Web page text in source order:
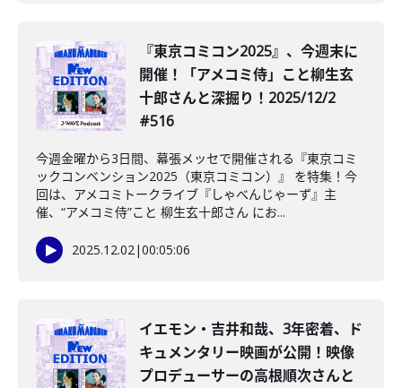
『東京コミコン2025』、今週末に
開催！「アメコミ侍」こと柳生玄
十郎さんと深掘り！2025/12/2
#516
今週金曜から3日間、幕張メッセで開催される『東京コミ
ックコンベンション2025（東京コミコン）』 を特集！今
回は、アメコミトークライブ『しゃべんじゃーず』主
催、“アメコミ侍”こと 柳生玄十郎さん にお...
2025.12.02|00:05:06
イエモン・吉井和哉、3年密着、ド
キュメンタリー映画が公開！映像
プロデューサーの高根順次さんと